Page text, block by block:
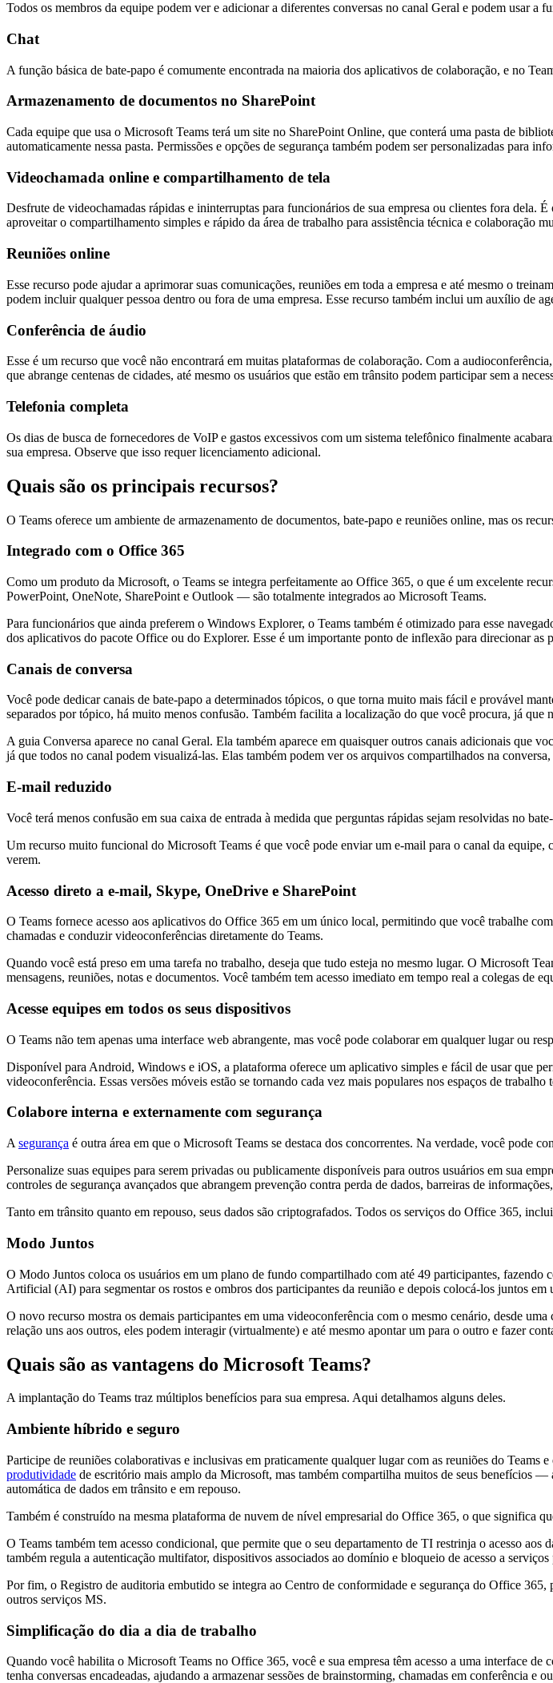
Todos os membros da equipe podem ver e adicionar a diferentes conversas no canal Geral e podem usar a
Chat
A função básica de bate-papo é comumente encontrada na maioria dos aplicativos de colaboração, e no
Armazenamento de documentos no SharePoint
Cada equipe que usa o Microsoft Teams terá um site no SharePoint Online, que conterá uma pasta de
automaticamente nessa pasta. Permissões e opções de segurança também podem ser personalizadas para
Videochamada online e compartilhamento de tela
Desfrute de videochamadas rápidas e ininterruptas para funcionários de sua empresa ou clientes fora
aproveitar o compartilhamento simples e rápido da área de trabalho para assistência técnica e colaboração
Reuniões online
Esse recurso pode ajudar a aprimorar suas comunicações, reuniões em toda a empresa e até mesmo o
podem incluir qualquer pessoa dentro ou fora de uma empresa. Esse recurso também inclui um auxílio de
Conferência de áudio
Esse é um recurso que você não encontrará em muitas plataformas de colaboração. Com a
que abrange centenas de cidades, até mesmo os usuários que estão em trânsito podem participar sem a
Telefonia completa
Os dias de busca de fornecedores de VoIP e gastos excessivos com um sistema telefônico finalmente
sua empresa. Observe que isso requer licenciamento adicional.
Quais são os principais recursos?
O Teams oferece um ambiente de armazenamento de documentos, bate-papo e reuniões online, mas os
Integrado com o Office 365
Como um produto da Microsoft, o Teams se integra perfeitamente ao Office 365, o que é um excelente
PowerPoint, OneNote, SharePoint e Outlook — são totalmente integrados ao Microsoft Teams.
Para funcionários que ainda preferem o Windows Explorer, o Teams também é otimizado para esse
dos aplicativos do pacote Office ou do Explorer. Esse é um importante ponto de inflexão para direcionar as
Canais de conversa
Você pode dedicar canais de bate-papo a determinados tópicos, o que torna muito mais fácil e provável
separados por tópico, há muito menos confusão. Também facilita a localização do que você procura, já
A guia Conversa aparece no canal Geral. Ela também aparece em quaisquer outros canais adicionais que
já que todos no canal podem visualizá-las. Elas também podem ver os arquivos compartilhados na
E-mail reduzido
Você terá menos confusão em sua caixa de entrada à medida que perguntas rápidas sejam resolvidas no
Um recurso muito funcional do Microsoft Teams é que você pode enviar um e-mail para o canal da equipe,
verem.
Acesso direto a e-mail, Skype, OneDrive e SharePoint
O Teams fornece acesso aos aplicativos do Office 365 em um único local, permitindo que você trabalhe
chamadas e conduzir videoconferências diretamente do Teams.
Quando você está preso em uma tarefa no trabalho, deseja que tudo esteja no mesmo lugar. O Microsoft
mensagens, reuniões, notas e documentos. Você também tem acesso imediato em tempo real a colegas de
Acesse equipes em todos os seus dispositivos
O Teams não tem apenas uma interface web abrangente, mas você pode colaborar em qualquer lugar ou
Disponível para Android, Windows e iOS, a plataforma oferece um aplicativo simples e fácil de usar que
videoconferência. Essas versões móveis estão se tornando cada vez mais populares nos espaços de
Colabore interna e externamente com segurança
A segurança é outra área em que o Microsoft Teams se destaca dos concorrentes. Na verdade, você pode
Personalize suas equipes para serem privadas ou publicamente disponíveis para outros usuários em sua
controles de segurança avançados que abrangem prevenção contra perda de dados, barreiras de
Tanto em trânsito quanto em repouso, seus dados são criptografados. Todos os serviços do Office 365,
Modo Juntos
O Modo Juntos coloca os usuários em um plano de fundo compartilhado com até 49 participantes, fazendo
Artificial (AI) para segmentar os rostos e ombros dos participantes da reunião e depois colocá-los juntos em
O novo recurso mostra os demais participantes em uma videoconferência com o mesmo cenário, desde
relação uns aos outros, eles podem interagir (virtualmente) e até mesmo apontar um para o outro e fazer
Quais são as vantagens do Microsoft Teams?
A implantação do Teams traz múltiplos benefícios para sua empresa. Aqui detalhamos alguns deles.
Ambiente híbrido e seguro
Participe de reuniões colaborativas e inclusivas em praticamente qualquer lugar com as reuniões do
produtividade de escritório mais amplo da Microsoft, mas também compartilha muitos de seus benefícios
automática de dados em trânsito e em repouso.
Também é construído na mesma plataforma de nuvem de nível empresarial do Office 365, o que significa
O Teams também tem acesso condicional, que permite que o seu departamento de TI restrinja o acesso
também regula a autenticação multifator, dispositivos associados ao domínio e bloqueio de acesso a
Por fim, o Registro de auditoria embutido se integra ao Centro de conformidade e segurança do Office
outros serviços MS.
Simplificação do dia a dia de trabalho
Quando você habilita o Microsoft Teams no Office 365, você e sua empresa têm acesso a uma interface
tenha conversas encadeadas, ajudando a armazenar sessões de brainstorming, chamadas em conferência e